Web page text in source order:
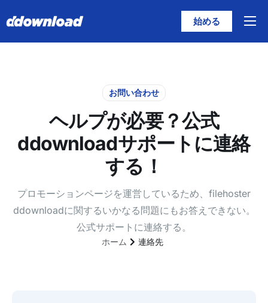
特徴
日本語
始める
お問い合わせ
ヘルプが必要？公式
ddownloadサポートに連絡
する！
プロモーションページを運営しているため、filehoster
ddownloadに関するいかなる問題にもお答えできない。
公式サポートに連絡する。
ホーム 連絡先